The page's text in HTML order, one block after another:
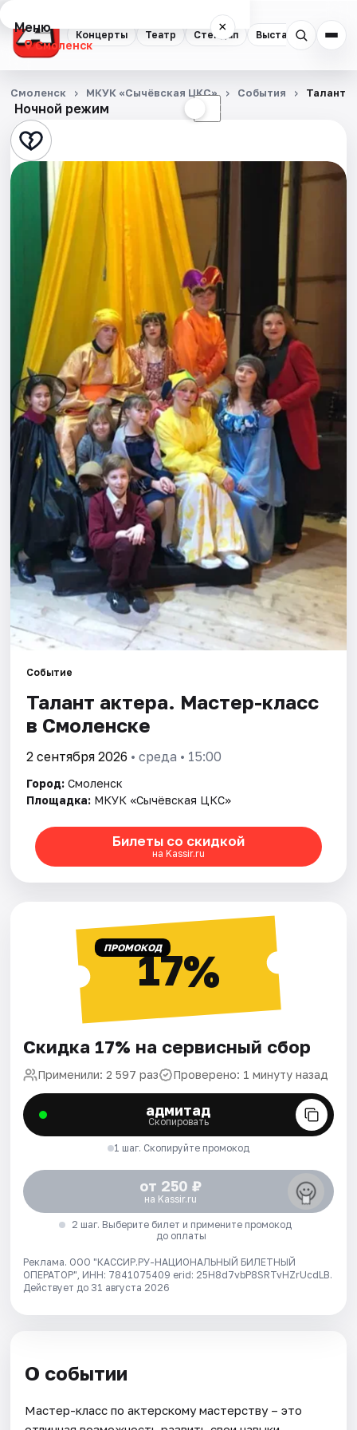
Концерты Театр Стендап Выставки
Меню ×
Смоленск
Концерты
Театр
Стендап
Выставки
Экскурсии
Спорт
События
Города
Площадки
Артисты
Рейтинги
Ночной режим ☾
Смоленск МКУК «Сычёвская ЦКС» События Талант
Событие
Талант актера. Мастер-класс
в Смоленске
2 сентября 2026 • среда • 15:00
Город: Смоленск
Площадка: МКУК «Сычёвская ЦКС»
Билеты со скидкой
на Kassir.ru
ПРОМОКОД17%
Скидка 17% на сервисный сбор
Применили: 2 597 раз Проверено: 1 минуту назад
адмитад
Скопировать
1 шаг. Скопируйте промокод
от 250 ₽
на Kassir.ru
2 шаг. Выберите билет и примените промокод
до оплаты
Реклама. ООО "КАССИР.РУ-НАЦИОНАЛЬНЫЙ БИЛЕТНЫЙ
ОПЕРАТОР", ИНН: 7841075409 erid: 25H8d7vbP8SRTvHZrUcdLB.
Действует до 31 августа 2026
О событии
Мастер-класс по актерскому мастерству – это